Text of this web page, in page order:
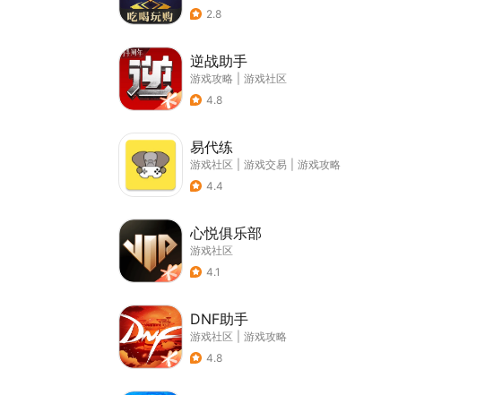
2.8
逆战助手
游戏攻略
游戏社区
4.8
易代练
游戏社区 游戏交易
游戏攻略
4.4
心悦俱乐部
游戏社区
4.1
DNF助手
游戏社区
游戏攻略
4.8